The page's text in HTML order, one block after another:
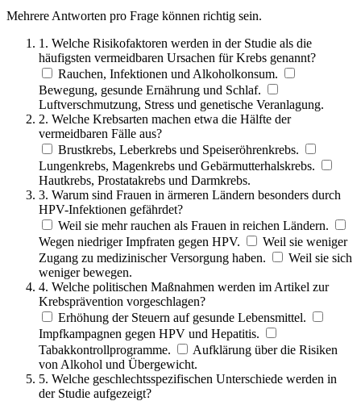
Mehrere Antworten pro Frage können richtig sein.
1. Welche Risikofaktoren werden in der Studie als die
häufigsten vermeidbaren Ursachen für Krebs genannt?
Rauchen, Infektionen und Alkoholkonsum.
Bewegung, gesunde Ernährung und Schlaf.
Luftverschmutzung, Stress und genetische Veranlagung.
2. Welche Krebsarten machen etwa die Hälfte der
vermeidbaren Fälle aus?
Brustkrebs, Leberkrebs und Speiseröhrenkrebs.
Lungenkrebs, Magenkrebs und Gebärmutterhalskrebs.
Hautkrebs, Prostatakrebs und Darmkrebs.
3. Warum sind Frauen in ärmeren Ländern besonders durch
HPV-Infektionen gefährdet?
Weil sie mehr rauchen als Frauen in reichen Ländern.
Wegen niedriger Impfraten gegen HPV.
Weil sie weniger
Zugang zu medizinischer Versorgung haben.
Weil sie sich
weniger bewegen.
4. Welche politischen Maßnahmen werden im Artikel zur
Krebsprävention vorgeschlagen?
Erhöhung der Steuern auf gesunde Lebensmittel.
Impfkampagnen gegen HPV und Hepatitis.
Tabakkontrollprogramme.
Aufklärung über die Risiken
von Alkohol und Übergewicht.
5. Welche geschlechtsspezifischen Unterschiede werden in
der Studie aufgezeigt?